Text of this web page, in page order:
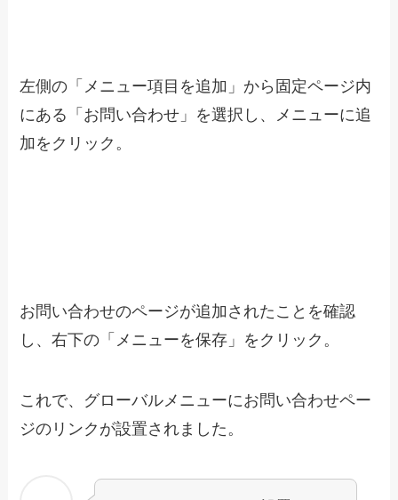
左側の「メニュー項目を追加」から固定ページ内
にある「お問い合わせ」を選択し、メニューに追
加をクリック。
お問い合わせのページが追加されたことを確認
し、右下の「メニューを保存」をクリック。
これで、グローバルメニューにお問い合わせペー
ジのリンクが設置されました。